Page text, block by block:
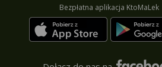
Bezpłatna aplikacja KtoMaLek